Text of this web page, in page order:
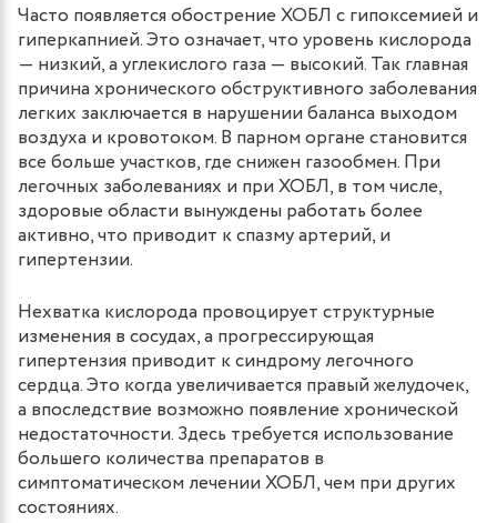
Часто появляется обострение ХОБЛ с гипоксемией и
гиперкапнией. Это означает, что уровень кислорода
— низкий, а углекислого газа — высокий. Так главная
причина хронического обструктивного заболевания
легких заключается в нарушении баланса выходом
воздуха и кровотоком. В парном органе становится
все больше участков, где снижен газообмен. При
легочных заболеваниях и при ХОБЛ, в том числе,
здоровые области вынуждены работать более
активно, что приводит к спазму артерий, и
гипертензии.
Нехватка кислорода провоцирует структурные
изменения в сосудах, а прогрессирующая
гипертензия приводит к синдрому легочного
сердца. Это когда увеличивается правый желудочек,
а впоследствие возможно появление хронической
недостаточности. Здесь требуется использование
большего количества препаратов в
симптоматическом лечении ХОБЛ, чем при других
состояниях.